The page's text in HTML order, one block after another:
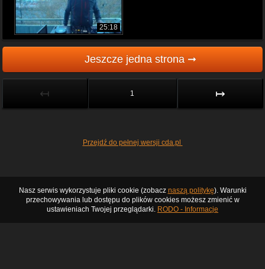
25:18
Jeszcze jedna strona ➞
↤ 1 ↦
Przejdź do pełnej wersji cda.pl
Nasz serwis wykorzystuje pliki cookie (zobacz naszą politykę). Warunki
przechowywania lub dostępu do plików cookies możesz zmienić w
ustawieniach Twojej przeglądarki. RODO - Informacje